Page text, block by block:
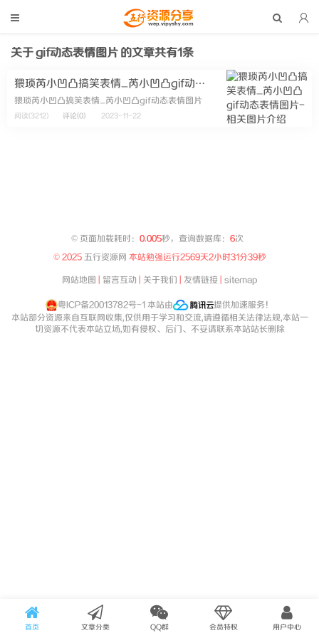
关于gif动态表情图片 的文章共有1条
猥琐芮小凹凸搞笑表情_芮小凹凸gif动态表情图片
猥琐芮小凹凸搞笑表情_芮小凹凸gif动态表情图片
阅读(3212) 评论(0) 2023-11-22
© 页面加载耗时： 0.005秒，查询数据库： 6次
© 2025 五行资源网 本站勉强运行2569天2小时31分39秒
网站地图 留言互动 关于我们 友情链接| sitemap
粤ICP备20013782号-1 本站由
提供加速服务！
本站部分资源来自互联网收集,仅供用于学习和交流,请遵循相关法律法规,本站一
切资源不代表本站立场,如有侵权、后门、不妥请联系本站站长删除
首页 文章分类 QQ群 会员特权 用户中心